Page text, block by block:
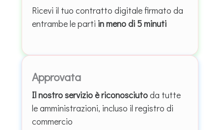
Ricevi il tuo contratto digitale firmato da
entrambe le parti in meno di 5 minuti
Approvata
Il nostro servizio è riconosciutoda tutte
le amministrazioni, incluso il registro di
commercio